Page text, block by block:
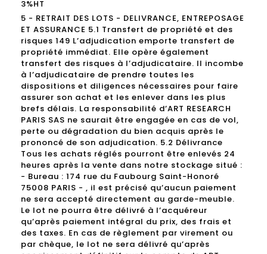
3%HT
5 - RETRAIT DES LOTS - DELIVRANCE, ENTREPOSAGE
ET ASSURANCE 5.1 Transfert de propriété et des
risques 149 L’adjudication emporte transfert de
propriété immédiat. Elle opère également
transfert des risques à l’adjudicataire. Il incombe
à l’adjudicataire de prendre toutes les
dispositions et diligences nécessaires pour faire
assurer son achat et les enlever dans les plus
brefs délais. La responsabilité d’ART RESEARCH
PARIS SAS ne saurait être engagée en cas de vol,
perte ou dégradation du bien acquis après le
prononcé de son adjudication. 5.2 Délivrance
Tous les achats réglés pourront être enlevés 24
heures après la vente dans notre stockage situé :
- Bureau : 174 rue du Faubourg Saint-Honoré
75008 PARIS - , il est précisé qu’aucun paiement
ne sera accepté directement au garde-meuble.
Le lot ne pourra être délivré à l’acquéreur
qu’après paiement intégral du prix, des frais et
des taxes. En cas de règlement par virement ou
par chèque, le lot ne sera délivré qu’après